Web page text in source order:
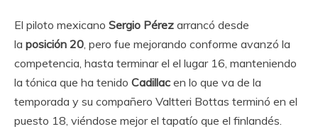
El piloto mexicano Sergio Pérez arrancó desde
la posición 20, pero fue mejorando conforme avanzó la
competencia, hasta terminar el el lugar 16, manteniendo
la tónica que ha tenido Cadillac en lo que va de la
temporada y su compañero Valtteri Bottas terminó en el
puesto 18, viéndose mejor el tapatío que el finlandés.